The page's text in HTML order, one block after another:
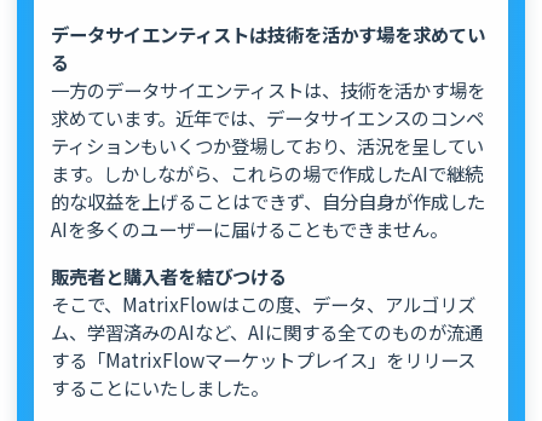
データサイエンティストは技術を活かす場を求めてい
る
一方のデータサイエンティストは、技術を活かす場を
求めています。近年では、データサイエンスのコンペ
ティションもいくつか登場しており、活況を呈してい
ます。しかしながら、これらの場で作成したAIで継続
的な収益を上げることはできず、自分自身が作成した
AIを多くのユーザーに届けることもできません。
販売者と購入者を結びつける
そこで、MatrixFlowはこの度、データ、アルゴリズ
ム、学習済みのAIなど、AIに関する全てのものが流通
する「MatrixFlowマーケットプレイス」をリリース
することにいたしました。